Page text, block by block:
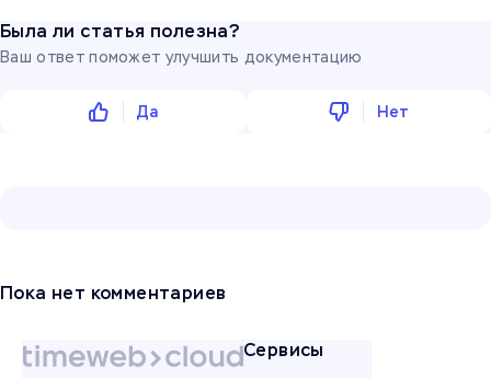
Была ли статья полезна?
Ваш ответ поможет улучшить документацию
Да Нет
Пока нет комментариев
Сервисы